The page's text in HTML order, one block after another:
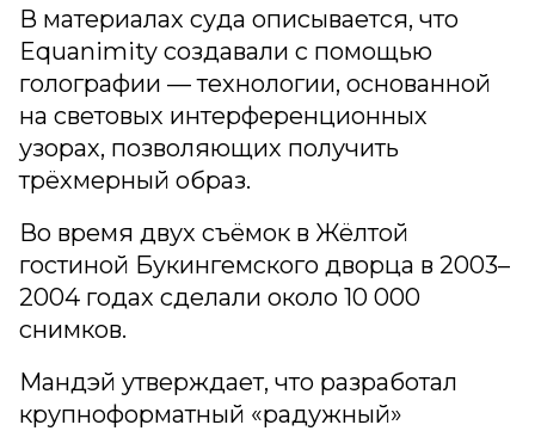
В материалах суда описывается, что
Equanimity создавали с помощью
голографии — технологии, основанной
на световых интерференционных
узорах, позволяющих получить
трёхмерный образ.
Во время двух съёмок в Жёлтой
гостиной Букингемского дворца в 2003–
2004 годах сделали около 10 000
снимков.
Мандэй утверждает, что разработал
крупноформатный «радужный»